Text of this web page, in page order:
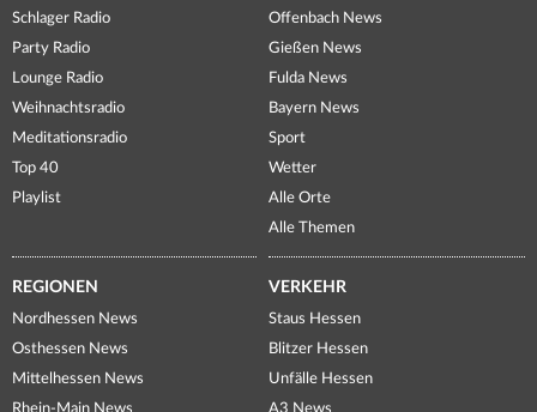
Schlager Radio
Party Radio
Lounge Radio
Weihnachtsradio
Meditationsradio
Top 40
Playlist
Offenbach News
Gießen News
Fulda News
Bayern News
Sport
Wetter
Alle Orte
Alle Themen
REGIONEN
Nordhessen News
Osthessen News
Mittelhessen News
Rhein-Main News
VERKEHR
Staus Hessen
Blitzer Hessen
Unfälle Hessen
A3 News